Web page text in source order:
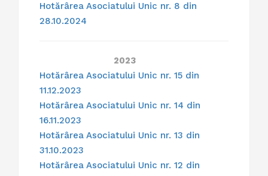
Hotărârea Asociatului Unic nr. 8 din
28.10.2024
2023
Hotărârea Asociatului Unic nr. 15 din
11.12.2023
Hotărârea Asociatului Unic nr. 14 din
16.11.2023
Hotărârea Asociatului Unic nr. 13 din
31.10.2023
Hotărârea Asociatului Unic nr. 12 din